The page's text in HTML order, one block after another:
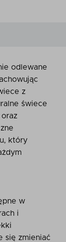
odlewane
z
świece
oraz
który
w
i
się zmieniać